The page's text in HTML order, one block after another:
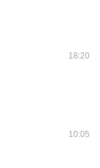
18:20
10:05